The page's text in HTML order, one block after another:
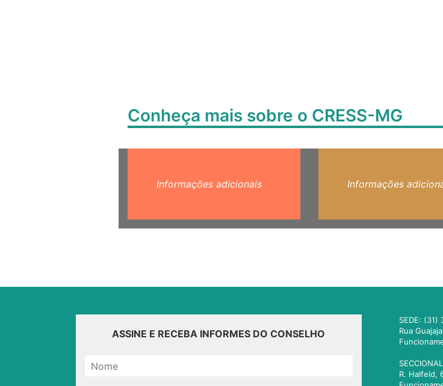
Conheça mais sobre o CRESS-MG
Informações adicionais Informações
ASSINE E RECEBA INFORMES DO CONSELHO
SEDE:
Rua
R. Halfeld,